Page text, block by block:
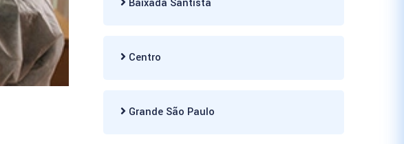
Baixada Santista
Centro
Grande São Paulo